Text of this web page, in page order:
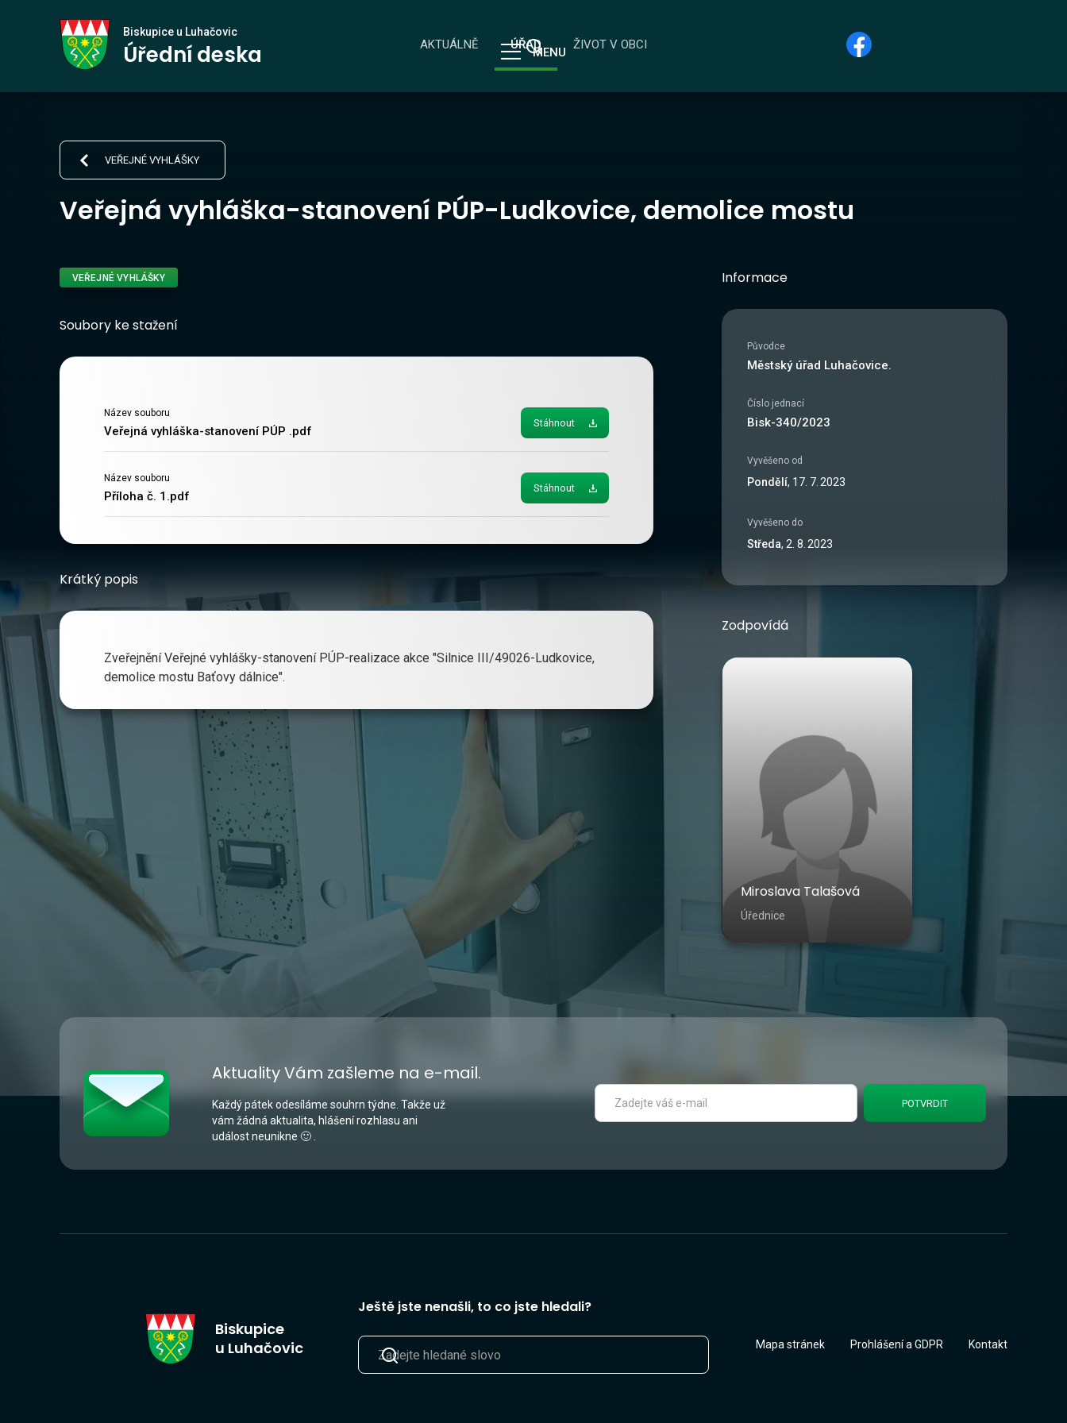
Biskupice
u Luhačovic
AKTUÁLNĚ ÚŘAD ŽIVOT V OBCI
MENU
Biskupice u Luhačovic
Úřední deska
VEŘEJNÉ VYHLÁŠKY
Veřejná vyhláška-stanovení PÚP-Ludkovice, demolice mostu
VEŘEJNÉ VYHLÁŠKY
Soubory ke stažení
Název souboru
Veřejná vyhláška-stanovení PÚP .pdf
Stáhnout
Název souboru
Příloha č. 1.pdf
Stáhnout
Krátký popis
Zveřejnění Veřejné vyhlášky-stanovení PÚP-realizace akce "Silnice III/49026-Ludkovice,
demolice mostu Baťovy dálnice".
Informace
Původce
Městský úřad Luhačovice.
Číslo jednací
Bisk-340/2023
Vyvěšeno od
Pondělí, 17. 7. 2023
Vyvěšeno do
Středa, 2 8 2023
Zodpovídá
Miroslava Talašová
Úřednice
Aktuality Vám zašleme na e-mail.
Každý pátek odesíláme souhrn týdne. Takže už
vám žádná aktualita, hlášení rozhlasu ani
událost neunikne 🙂 .
Biskupice
u Luhačovic
Ještě jste nenašli, to co jste hledali?
Mapa stránek Prohlášení a GDPR Kontakt